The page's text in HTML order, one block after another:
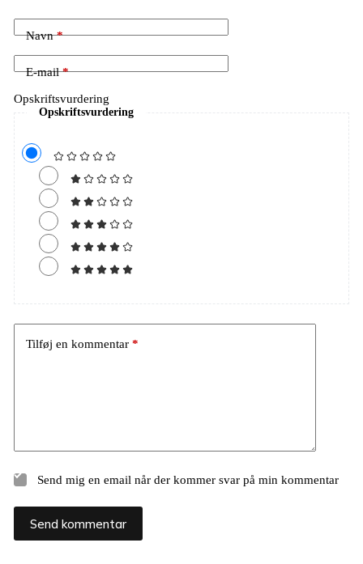
Navn*
E-mail*
Opskriftsvurdering
Opskriftsvurdering
Tilføj en kommentar *
Send mig en email når der kommer svar på min kommentar
Send kommentar